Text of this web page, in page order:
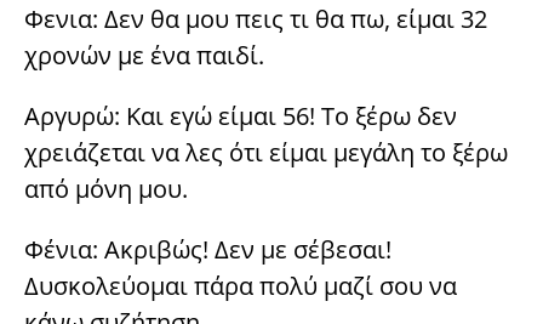
Φενια: Δεν θα μου πεις τι θα πω, είμαι 32
χρονών με ένα παιδί.
Αργυρώ: Και εγώ είμαι 56! Το ξέρω δεν
χρειάζεται να λες ότι είμαι μεγάλη το ξέρω
από μόνη μου.
Φένια: Ακριβώς! Δεν με σέβεσαι!
Δυσκολεύομαι πάρα πολύ μαζί σου να